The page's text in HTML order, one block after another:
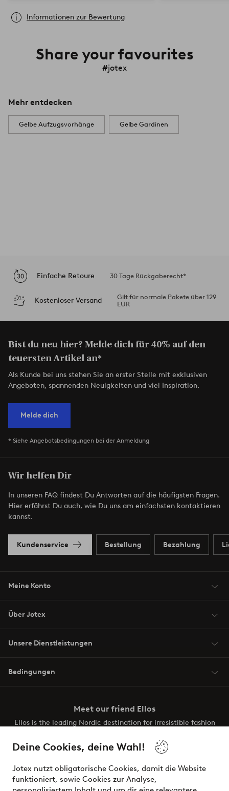
Deine Cookies, deine Wahl!
Jotex nutzt obligatorische Cookies, damit die Website
funktioniert, sowie Cookies zur Analyse,
Informationen zur Bewertung
Share your favourites
#jotex
Mehr entdecken
Gelbe Aufzugsvorhänge Gelbe Gardinen
Einfache Retoure 30 Tage Rückgaberecht*
Kostenloser Versand
Gilt für normale Pakete über 129
EUR
Bist du neu hier? Melde dich für 40% auf den
teuersten Artikel an*
Als Kunde bei uns stehen Sie an erster Stelle mit exklusiven
Angeboten, spannenden Neuigkeiten und viel Inspiration.
Melde dich
* Siehe Angebotsbedingungen bei der Anmeldung
Wir helfen Dir
In unseren FAQ findest Du Antworten auf die häufigsten Fragen.
Hier erfährst Du auch, wie Du uns am einfachsten kontaktieren
kannst.
Kundenservice Bestellung Bezahlung
Meine Konto
Über Jotex
Unsere Dienstleistungen
Bedingungen
Meet our friend Ellos
Ellos is the leading Nordic destination for irresistible fashion
the latest trends, curated to make finding your next look
effortless. It’s all here.
Visit Ellos